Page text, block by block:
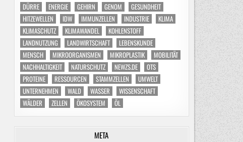
DÜRRE
ENERGIE GEHIRN GENOM
GESUNDHEIT
HITZEWELLEN
IDW IMMUNZELLEN INDUSTRIE
KLIMA
KLIMASCHUTZ
KLIMAWANDEL
KOHLENSTOFF
LANDNUTZUNG
LANDWIRTSCHAFT
LEBENSKUNDE
MENSCH
MIKROORGANISMEN MIKROPLASTIK
MOBILITÄT
NACHHALTIGKEIT
NATURSCHUTZ NEWZS.DE
OTS
PROTEINE
RESSOURCEN STAMMZELLEN
UMWELT
UNTERNEHMEN
WALD WASSER
WISSENSCHAFT
WÄLDER
ZELLEN ÖKOSYSTEM ÖL
META